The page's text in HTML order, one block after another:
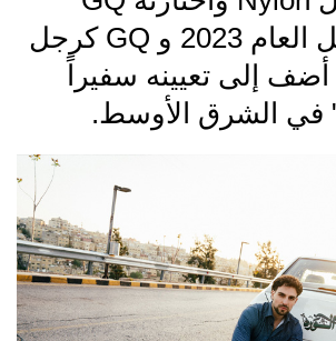
France كرجل العام 2023 و GQ كرجل
2025 ، أضف إلى تعيينه سفيراً
في الشرق الأوسط.